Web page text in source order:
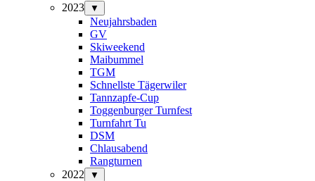
2023
▼
Neujahrsbaden
GV
Skiweekend
Maibummel
TGM
Schnellste Tägerwiler
Tannzapfe-Cup
Toggenburger Turnfest
Turnfahrt Tu
DSM
Chlausabend
Rangturnen
2022
▼